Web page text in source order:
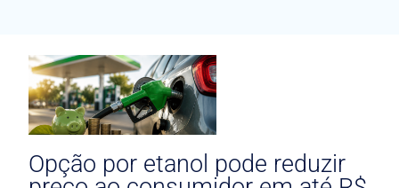
Opção por etanol pode reduzir